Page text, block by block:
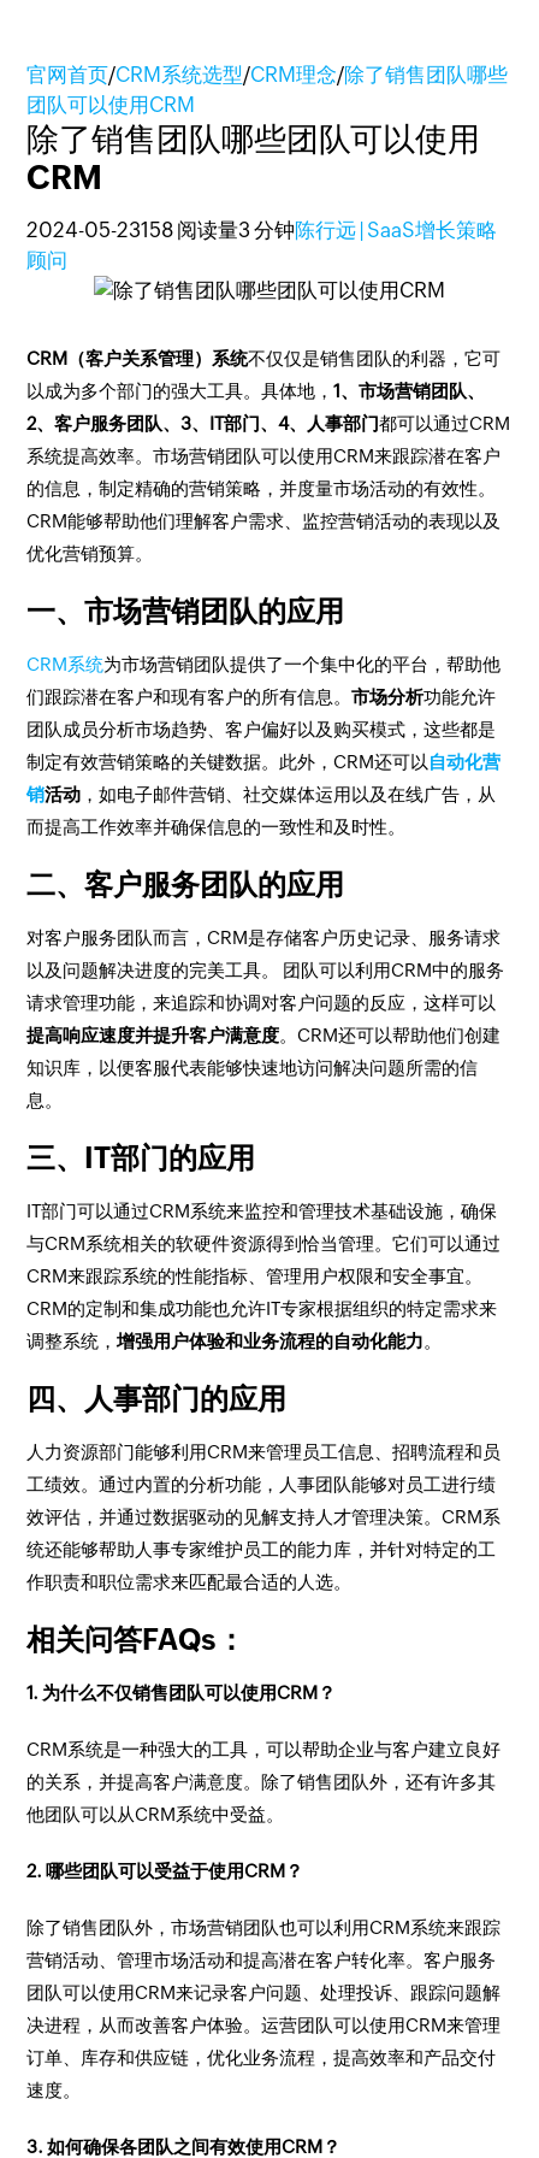
官网首页/CRM系统选型/CRM理念/除了销售团队哪些
团队可以使用CRM
除了销售团队哪些团队可以使用
CRM
2024-05-23158 阅读量3 分钟陈行远 | SaaS增长策略
顾问
CRM（客户关系管理）系统不仅仅是销售团队的利器，它可
以成为多个部门的强大工具。具体地，1、市场营销团队、
2、客户服务团队、3、IT部门、4、人事部门都可以通过CRM
系统提高效率。市场营销团队可以使用CRM来跟踪潜在客户
的信息，制定精确的营销策略，并度量市场活动的有效性。
CRM能够帮助他们理解客户需求、监控营销活动的表现以及
优化营销预算。
一、市场营销团队的应用
CRM系统为市场营销团队提供了一个集中化的平台，帮助他
们跟踪潜在客户和现有客户的所有信息。市场分析功能允许
团队成员分析市场趋势、客户偏好以及购买模式，这些都是
制定有效营销策略的关键数据。此外，CRM还可以 自动化营
销活动 ，如电子邮件营销、社交媒体运用以及在线广告，从
而提高工作效率并确保信息的一致性和及时性。
二、客户服务团队的应用
对客户服务团队而言，CRM是存储客户历史记录、服务请求
以及问题解决进度的完美工具。 团队可以利用CRM中的服务
请求管理功能，来追踪和协调对客户问题的反应，这样可以
提高响应速度并提升客户满意度。CRM还可以帮助他们创建
知识库，以便客服代表能够快速地访问解决问题所需的信
息。
三、IT部门的应用
IT部门可以通过CRM系统来监控和管理技术基础设施，确保
与CRM系统相关的软硬件资源得到恰当管理。它们可以通过
CRM来跟踪系统的性能指标、管理用户权限和安全事宜。
CRM的定制和集成功能也允许IT专家根据组织的特定需求来
调整系统，增强用户体验和业务流程的自动化能力。
四、人事部门的应用
人力资源部门能够利用CRM来管理员工信息、招聘流程和员
工绩效。通过内置的分析功能，人事团队能够对员工进行绩
效评估，并通过数据驱动的见解支持人才管理决策。CRM系
统还能够帮助人事专家维护员工的能力库，并针对特定的工
作职责和职位需求来匹配最合适的人选。
相关问答FAQs：
1. 为什么不仅销售团队可以使用CRM？
CRM系统是一种强大的工具，可以帮助企业与客户建立良好
的关系，并提高客户满意度。除了销售团队外，还有许多其
他团队可以从CRM系统中受益。
2. 哪些团队可以受益于使用CRM？
除了销售团队外，市场营销团队也可以利用CRM系统来跟踪
营销活动、管理市场活动和提高潜在客户转化率。客户服务
团队可以使用CRM来记录客户问题、处理投诉、跟踪问题解
决进程，从而改善客户体验。运营团队可以使用CRM来管理
订单、库存和供应链，优化业务流程，提高效率和产品交付
速度。
3. 如何确保各团队之间有效使用CRM？